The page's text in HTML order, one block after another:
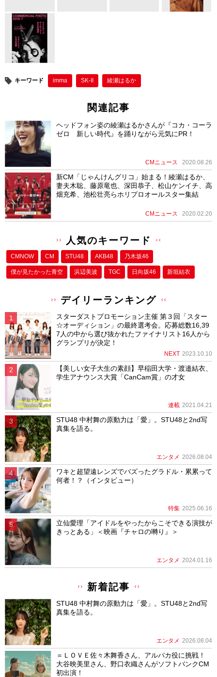
o
o
キーワード imma SK-II 綾瀬はるか
関連記事
ヘッドフォン姿の綾瀬はるかさんが『コカ・コーラ
ゼロ 新しい時代』を踊りながら元気にPR！
CMニュース 2020.08.26
新CM「じゃんけんグリコ」始まる！綾瀬はるか、
妻夫木聡、藤原竜也、深田恭子、松山ケンイチ、高
畑充希、池松壮亮らホリプロオールスター集結
CMニュース 2020.02.20
人気のキーワード
CMNOW CM STU48 AKB48 乃木坂46
僕が⾒たかった⻘空 浜辺美波 TGC 日向坂46 新垣結衣
デイリーランキング
スターダストプロモーション主催 第３回「スター
☆オーディション」の最終選考会。応募総数16,39
7人の中から選び抜かれたファイナリスト16人から
グランプリが決定！
NEXT 2023.10.10
【美しい女子大生の素顔】早稲田大学・渡邉結衣、
学生アナウンス大賞「CanCam賞」の才女
連載 2021.04.21
STU48 中村舞の原動力は「愛」。STU48と2nd写
真集を語る。
エンタメ 2026.08.04
ワキと超望遠レンズでバズったグラドル・累累って
何者！？（インタビュー）
特集 2025.06.16
立仙愛理「アイドルをやったからこそできる演技が
きっとある」＜映画『チャロの囀り』＞
エンタメ 2024.01.16
新着記事
STU48 中村舞の原動力は「愛」。STU48と2nd写
真集を語る。
エンタメ 2026.08.04
＝ＬＯＶＥ佐々木舞香さん、アルパカ役に挑戦！
大谷映美里さん、野口衣織さんがソフトバンクCM
初出演！